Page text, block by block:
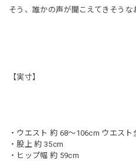
そう、誰かの声が聞こえてきそう
【実寸】
・ウエスト 約 68〜106cm ウエス
・股上 約 35cm
・ヒップ幅 約 59cm